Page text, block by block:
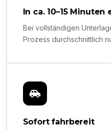
In ca. 10–15
Bei vollständigen
Prozess durchschnittlich
Sofort fahrbereit